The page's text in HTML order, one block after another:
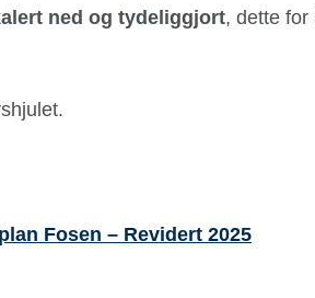
ned og tydeliggjort, dette for
Fosen – Revidert 2025